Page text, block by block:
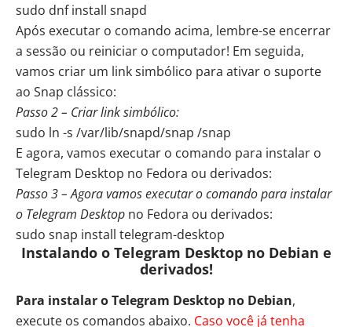
sudo dnf install snapd
Após executar o comando acima, lembre-se encerrar
a sessão ou reiniciar o computador! Em seguida,
vamos criar um link simbólico para ativar o suporte
ao Snap clássico:
Passo 2 – Criar link simbólico:
sudo ln -s /var/lib/snapd/snap /snap
E agora, vamos executar o comando para instalar o
Telegram Desktop no Fedora ou derivados:
Passo 3 – Agora vamos executar o comando para instalar
o Telegram Desktop no Fedora ou derivados:
sudo snap install telegram-desktop
Instalando o Telegram Desktop no Debian e
derivados!
Para instalar o Telegram Desktop no Debian,
execute os comandos abaixo. Caso você já tenha